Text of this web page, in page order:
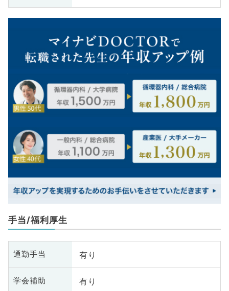
手当/福利厚生
通勤手当 有り
学会補助 有り